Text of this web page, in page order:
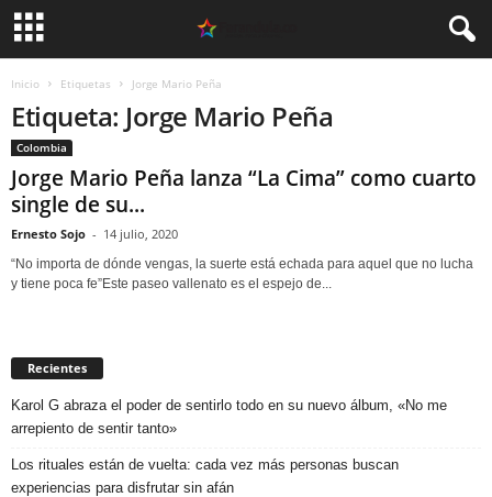
Inicio Etiquetas Jorge Mario Peña
Etiqueta: Jorge Mario Peña
Colombia
Jorge Mario Peña lanza “La Cima” como cuarto
single de su...
Ernesto Sojo - 14 julio, 2020
“No importa de dónde vengas, la suerte está echada para aquel que no lucha
y tiene poca fe”Este paseo vallenato es el espejo de...
Recientes
Karol G abraza el poder de sentirlo todo en su nuevo álbum, «No me
arrepiento de sentir tanto»
Los rituales están de vuelta: cada vez más personas buscan
experiencias para disfrutar sin afán